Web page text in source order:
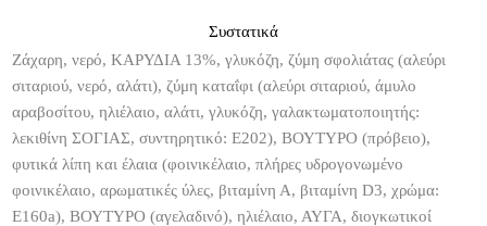
Συστατικά
Ζάχαρη, νερό, ΚΑΡΥΔΙΑ 13%, γλυκόζη, ζύμη σφολιάτας (αλεύρι
σιταριού, νερό, αλάτι), ζύμη καταΐφι (αλεύρι σιταριού, άμυλο
αραβοσίτου, ηλιέλαιο, αλάτι, γλυκόζη, γαλακτωματοποιητής:
λεκιθίνη ΣΟΓΙΑΣ, συντηρητικό: E202), ΒΟΥΤΥΡΟ (πρόβειο),
φυτικά λίπη και έλαια (φοινικέλαιο, πλήρες υδρογονωμένο
φοινικέλαιο, αρωματικές ύλες, βιταμίνη Α, βιταμίνη D3, χρώμα:
E160a), ΒΟΥΤΥΡΟ (αγελαδινό), ηλιέλαιο, ΑΥΓΑ, διογκωτικοί